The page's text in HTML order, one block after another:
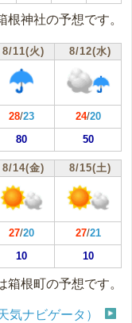
根神社の予想です。
8/11(火) 8/12(水)
28/23 24/20
80 50
8/14(金) 8/15(土)
27/20 27/21
10 10
箱根町の予想です。
気ナビゲータ）